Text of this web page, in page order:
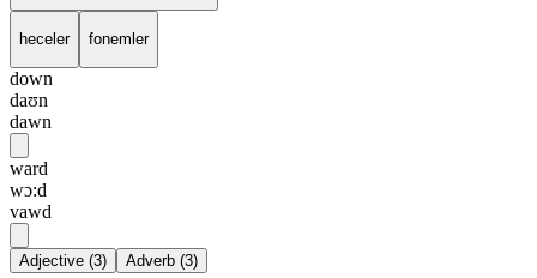
heceler fonemler
down
daʊn
dawn
ward
wɔ:d
vawd
Adjective (3) Adverb (3)